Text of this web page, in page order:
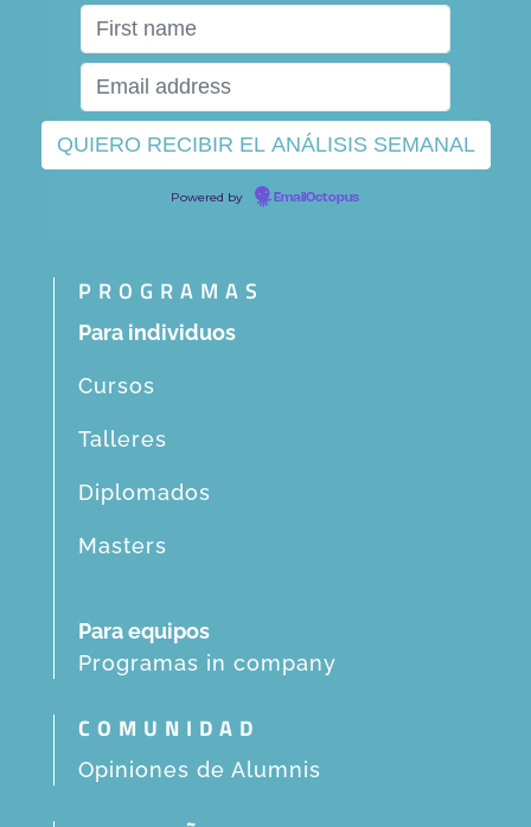
Powered by EmailOctopus
PROGRAMAS
Para individuos
Cursos
Talleres
Diplomados
Masters
Para equipos
Programas in company
COMUNIDAD
Opiniones de Alumnis